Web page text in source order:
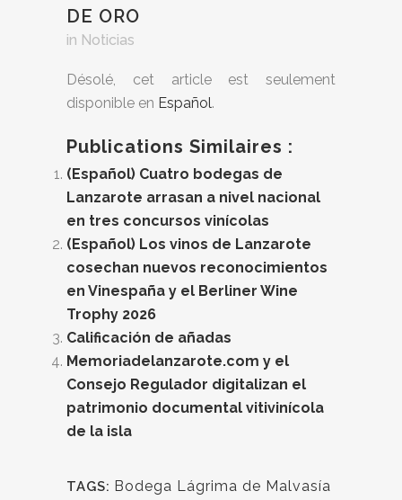
DE ORO
in Noticias
Désolé, cet article est seulement
disponible en Español.
Publications Similaires :
(Español) Cuatro bodegas de
Lanzarote arrasan a nivel nacional
en tres concursos vinícolas
(Español) Los vinos de Lanzarote
cosechan nuevos reconocimientos
en Vinespaña y el Berliner Wine
Trophy 2026
Calificación de añadas
Memoriadelanzarote.com y el
Consejo Regulador digitalizan el
patrimonio documental vitivinícola
de la isla
TAGS: Bodega Lágrima de Malvasía